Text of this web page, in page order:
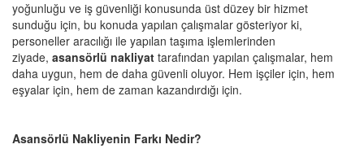
yoğunluğu ve iş güvenliği konusunda üst düzey bir hizmet
sunduğu için, bu konuda yapılan çalışmalar gösteriyor ki,
personeller aracılığı ile yapılan taşıma işlemlerinden
ziyade, asansörlü nakliyat tarafından yapılan çalışmalar, hem
daha uygun, hem de daha güvenli oluyor. Hem işçiler için, hem
eşyalar için, hem de zaman kazandırdığı için.
Asansörlü Nakliyenin Farkı Nedir?